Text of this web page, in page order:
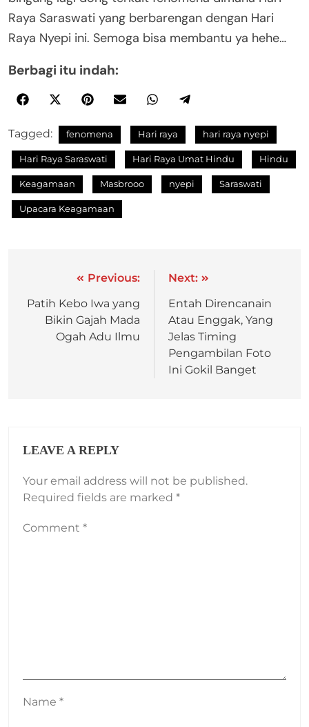
Raya Saraswati yang berbarengan dengan Hari
Raya Nyepi ini. Semoga bisa membantu ya hehe…
Berbagi itu indah:
Tagged: fenomena Hari raya hari raya nyepi
Hari Raya Saraswati Hari Raya Umat Hindu Hindu
Keagamaan Masbrooo nyepi Saraswati
Upacara Keagamaan
Previous:
Patih Kebo Iwa yang
Bikin Gajah Mada
Ogah Adu Ilmu
Next:
Entah Direncanain
Atau Enggak, Yang
Jelas Timing
Pengambilan Foto
Ini Gokil Banget
LEAVE A REPLY
Your email address will not be published.
Required fields are marked *
Comment *
Name *